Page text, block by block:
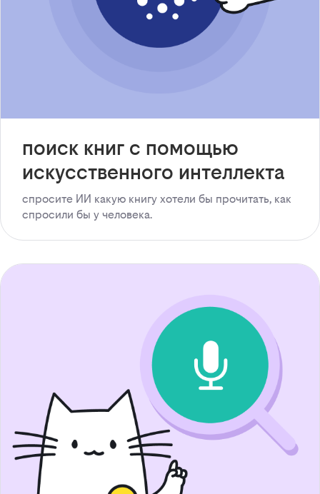
поиск книг с помощью
искусственного интеллекта
спросите ИИ какую книгу хотели бы прочитать, как
спросили бы у человека.